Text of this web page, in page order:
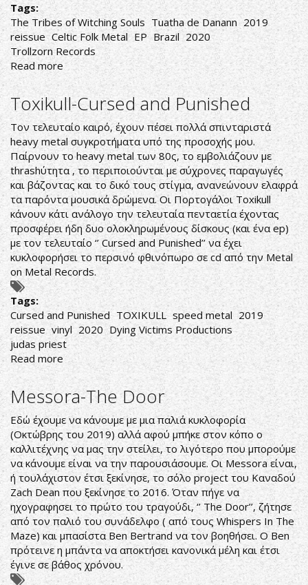
Tags:
The Tribes of Witching Souls Tuatha de Danann 2019
reissue Celtic Folk Metal EP Brazil 2020
Trollzorn Records
Read moreabout
Tuatha
de
Danann-
The
Tribes
of
Witching
Souls
Toxikull-Cursed and Punished
Τον τελευταίο καιρό, έχουν πέσει πολλά σπινταριστά
heavy metal συγκροτήματα υπό της προσοχής μου.
Παίρνουν το heavy metal των 80ς, το εμβολιάζουν με
thrashύτητα , το περιποιούνται με σύχρονες παραγωγές
και βάζοντας και το δικό τους στίγμα, ανανεώνουν ελαφρά
τα παρόντα μουσικά δρώμενα. Οι Πορτογάλοι Toxikull
κάνουν κάτι ανάλογο την τελευταία πενταετία έχοντας
προσφέρει ήδη δυο ολοκληρωμένους δίσκους (και ένα ep)
με τον τελευταίο ‘’ Cursed and Punished’’ να έχει
κυκλοφορήσει το περσινό φθινόπωρο σε cd από την Metal
on Metal Records.
Tags:
Cursed and Punished TOXIKULL speed metal 2019
reissue vinyl 2020 Dying Victims Productions
judas priest
Read more about
Toxikull-
Cursed
and
Punished
Messora-The Door
Εδώ έχουμε να κάνουμε με μια παλιά κυκλοφορία
(Οκτώβρης του 2019) αλλά αφού μπήκε στον κόπο ο
καλλιτέχνης να μας την στείλει, το λιγότερο που μπορούμε
να κάνουμε είναι να την παρουσιάσουμε. Οι Messora είναι,
ή τουλάχιστον έτσι ξεκίνησε, το σόλο project του Καναδού
Zach Dean που ξεκίνησε το 2016. Όταν πήγε να
ηχογραφησει το πρώτο του τραγούδι, ‘’ The Door’’, ζήτησε
από τον παλιό του συνάδελφο ( από τους Whispers In The
Maze) και μπασίστα Ben Bertrand να τον βοηθήσει. Ο Ben
πρότεινε η μπάντα να αποκτήσει κανονικά μέλη και έτσι
έγινε σε βάθος χρόνου.